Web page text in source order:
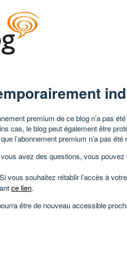
premium de ce blog n’a pas
cas, le blog peut également être
l’abonnement premium n’a pas été
avez des questions, vous
vous souhaitez rétablir l’accès à
ce lien.
être de nouveau accessible